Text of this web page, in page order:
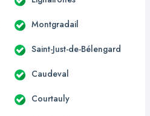
Montgradail
Saint-Just-de-Bélengard
Caudeval
Courtauly